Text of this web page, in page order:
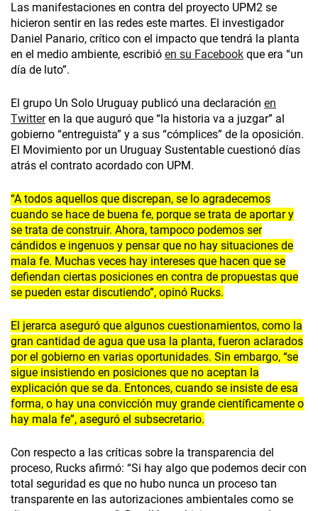
Las manifestaciones en contra del proyecto UPM2 se
hicieron sentir en las redes este martes. El investigador
Daniel Panario, crítico con el impacto que tendrá la planta
en el medio ambiente, escribió en su Facebook que era “un
día de luto”.
El grupo Un Solo Uruguay publicó una declaración en
Twitteren la que auguró que “la historia va a juzgar” al
gobierno “entreguista” y a sus “cómplices” de la oposición.
El Movimiento por un Uruguay Sustentable cuestionó días
atrás el contrato acordado con UPM.
“A todos aquellos que discrepan, se lo agradecemos
cuando se hace de buena fe, porque se trata de aportar y
se trata de construir. Ahora, tampoco podemos ser
cándidos e ingenuos y pensar que no hay situaciones de
mala fe. Muchas veces hay intereses que hacen que se
defiendan ciertas posiciones en contra de propuestas que
se pueden estar discutiendo”, opinó Rucks.
El jerarca aseguró que algunos cuestionamientos, como la
gran cantidad de agua que usa la planta, fueron aclarados
por el gobierno en varias oportunidades. Sin embargo, “se
sigue insistiendo en posiciones que no aceptan la
explicación que se da. Entonces, cuando se insiste de esa
forma, o hay una convicción muy grande científicamente o
hay mala fe”, aseguró el subsecretario.
Con respecto a las críticas sobre la transparencia del
proceso, Rucks afirmó: “Si hay algo que podemos decir con
total seguridad es que no hubo nunca un proceso tan
transparente en las autorizaciones ambientales como se